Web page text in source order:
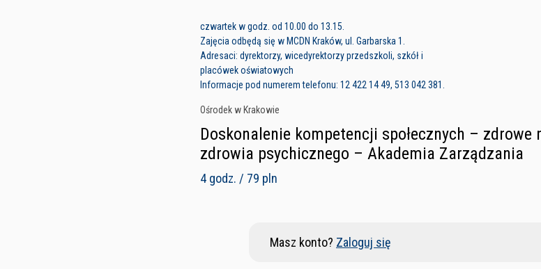
czwartek w godz. od 10.00 do 13.15.
Zajęcia odbędą się w MCDN Kraków, ul. Garbarska 1.
Adresaci: dyrektorzy, wicedyrektorzy przedszkoli, szkół i
placówek oświatowych
Informacje pod numerem telefonu: 12 422 14 49, 513 042 381.
Ośrodek w Krakowie
Doskonalenie kompetencji społecznych –
zdrowia psychicznego – Akademia Zarządzania
4 godz. / 79 pln
Masz konto? Zaloguj się